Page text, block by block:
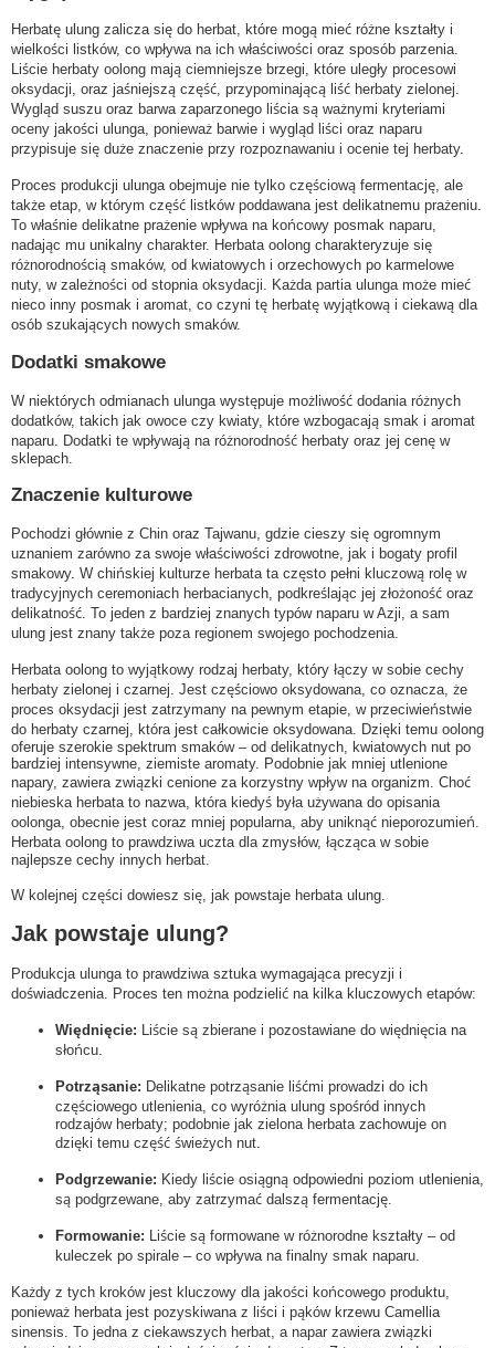
Herbatę ulung zalicza się do herbat, które mogą mieć różne kształty i
wielkości listków, co wpływa na ich właściwości oraz sposób parzenia.
Liście herbaty oolong mają ciemniejsze brzegi, które uległy procesowi
oksydacji, oraz jaśniejszą część, przypominającą liść herbaty zielonej.
Wygląd suszu oraz barwa zaparzonego liścia są ważnymi kryteriami
oceny jakości ulunga, ponieważ barwie i wygląd liści oraz naparu
przypisuje się duże znaczenie przy rozpoznawaniu i ocenie tej herbaty.
Proces produkcji ulunga obejmuje nie tylko częściową fermentację, ale
także etap, w którym część listków poddawana jest delikatnemu prażeniu.
To właśnie delikatne prażenie wpływa na końcowy posmak naparu,
nadając mu unikalny charakter. Herbata oolong charakteryzuje się
różnorodnością smaków, od kwiatowych i orzechowych po karmelowe
nuty, w zależności od stopnia oksydacji. Każda partia ulunga może mieć
nieco inny posmak i aromat, co czyni tę herbatę wyjątkową i ciekawą dla
osób szukających nowych smaków.
Dodatki smakowe
W niektórych odmianach ulunga występuje możliwość dodania różnych
dodatków, takich jak owoce czy kwiaty, które wzbogacają smak i aromat
naparu. Dodatki te wpływają na różnorodność herbaty oraz jej cenę w
sklepach.
Znaczenie kulturowe
Pochodzi głównie z Chin oraz Tajwanu, gdzie cieszy się ogromnym
uznaniem zarówno za swoje właściwości zdrowotne, jak i bogaty profil
smakowy. W chińskiej kulturze herbata ta często pełni kluczową rolę w
tradycyjnych ceremoniach herbacianych, podkreślając jej złożoność oraz
delikatność. To jeden z bardziej znanych typów naparu w Azji, a sam
ulung jest znany także poza regionem swojego pochodzenia.
Herbata oolong to wyjątkowy rodzaj herbaty, który łączy w sobie cechy
herbaty zielonej i czarnej. Jest częściowo oksydowana, co oznacza, że
proces oksydacji jest zatrzymany na pewnym etapie, w przeciwieństwie
do herbaty czarnej, która jest całkowicie oksydowana. Dzięki temu oolong
oferuje szerokie spektrum smaków – od delikatnych, kwiatowych nut po
bardziej intensywne, ziemiste aromaty. Podobnie jak mniej utlenione
napary, zawiera związki cenione za korzystny wpływ na organizm. Choć
niebieska herbata to nazwa, która kiedyś była używana do opisania
oolonga, obecnie jest coraz mniej popularna, aby uniknąć nieporozumień.
Herbata oolong to prawdziwa uczta dla zmysłów, łącząca w sobie
najlepsze cechy innych herbat.
W kolejnej części dowiesz się, jak powstaje herbata ulung.
Jak powstaje ulung?
Produkcja ulunga to prawdziwa sztuka wymagająca precyzji i
doświadczenia. Proces ten można podzielić na kilka kluczowych etapów:
Więdnięcie: Liście są zbierane i pozostawiane do więdnięcia na
słońcu.
Potrząsanie: Delikatne potrząsanie liśćmi prowadzi do ich
częściowego utlenienia, co wyróżnia ulung spośród innych
rodzajów herbaty; podobnie jak zielona herbata zachowuje on
dzięki temu część świeżych nut.
Podgrzewanie: Kiedy liście osiągną odpowiedni poziom utlenienia,
są podgrzewane, aby zatrzymać dalszą fermentację.
Formowanie: Liście są formowane w różnorodne kształty – od
kuleczek po spirale – co wpływa na finalny smak naparu.
Każdy z tych kroków jest kluczowy dla jakości końcowego produktu,
ponieważ herbata jest pozyskiwana z liści i pąków krzewu Camellia
sinensis. To jedna z ciekawszych herbat, a napar zawiera związki